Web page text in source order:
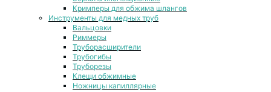
Кримперы для обжима шлангов
Инструменты для медных труб
Вальцовки
Риммеры
Труборасширители
Трубогибы
Труборезы
Клещи обжимные
Ножницы капиллярные